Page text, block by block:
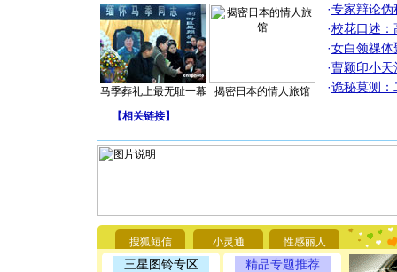
马季葬礼上最无耻一幕 揭密日本的情人旅馆
·专家辩论伪
·校花口述：
·女白领祼体
·曹颖印小天
·诡秘莫测：
【相关链接】
搜狐短信 小灵通 性感丽人
三星图铃专区 精品专题推荐
[圣诞节]
都要快乐
[圣诞节]
如意,快
[元旦]看